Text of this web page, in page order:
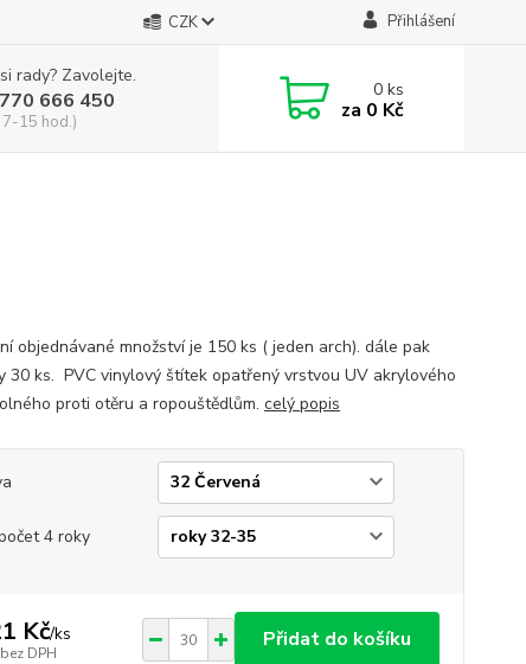
CZK Přihlášení
rady? Zavolejte.
666 450
7-15 hod.)
0ks
za 0 Kč
objednávané množství je 150 ks ( jeden arch). dále pak
30 ks. PVC vinylový štítek opatřený vrstvou UV akrylového
proti otěru a ropouštědlům. celý popis
4 roky
Kč/ks
bez DPH
Přidat do košíku